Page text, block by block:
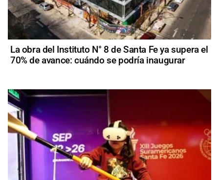
La obra del Instituto N° 8 de Santa Fe ya supera el
70% de avance: cuándo se podría inaugurar